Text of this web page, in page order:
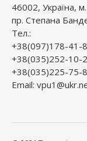
46002, Україна,
пр. Степана
Тел.:
+38(097)178-41-
+38(035)252-10-
+38(035)225-75-
Email: